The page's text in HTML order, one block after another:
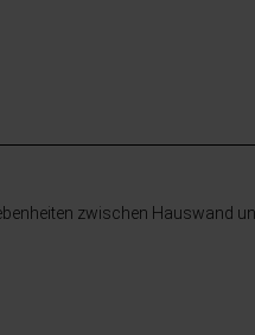
zwischen Hauswand